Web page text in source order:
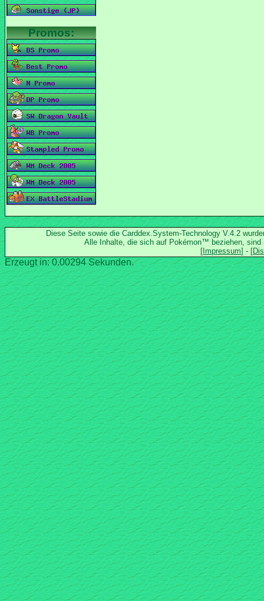
Diese Seite sowie die Carddex.System-Technology V.4.2
Alle Inhalte, die sich auf Pokémon™ beziehen, sind
Erzeugt in: 0.00294 Sekunden.